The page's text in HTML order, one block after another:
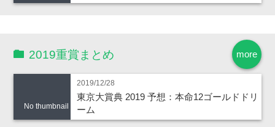
more
2019重賞まとめ
No thumbnail
2019/12/28
東京大賞典 2019 予想：本命12ゴールドドリ
ーム